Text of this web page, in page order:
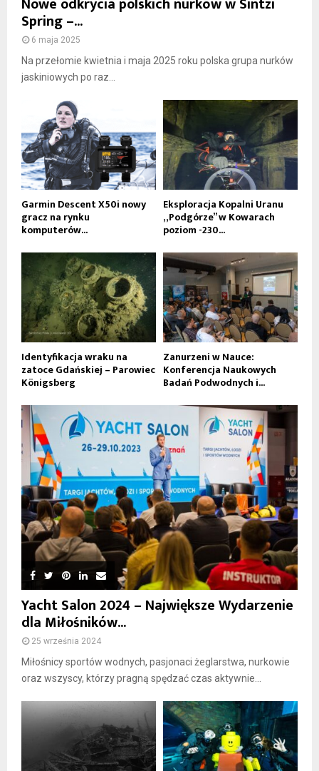
Spring –...
6 maja 2025
Na przełomie kwietnia i maja 2025 roku polska grupa nurków
jaskiniowych po raz...
Garmin Descent X50i nowy
gracz na rynku
komputerów...
Eksploracja Kopalni Uranu
„Podgórze” w Kowarach
poziom -230...
Identyfikacja wraku na
zatoce Gdańskiej – Parowiec
Königsberg
Zanurzeni w Nauce:
Konferencja Naukowych
Badań Podwodnych i...
Yacht Salon 2024 – Największe Wydarzenie
dla Miłośników...
25 września 2024
Miłośnicy sportów wodnych, pasjonaci żeglarstwa, nurkowie
oraz wszyscy, którzy pragną spędzać czas aktywnie...